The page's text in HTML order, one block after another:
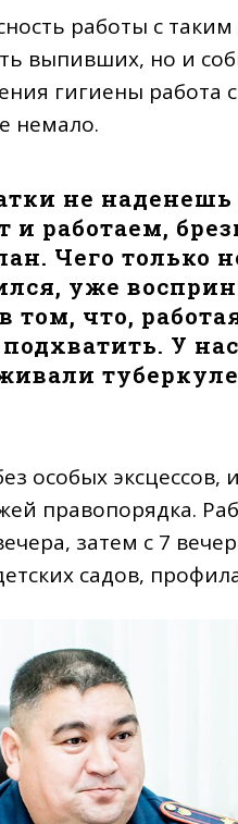
работы с
выпивших, но и
гигиены работа
немало.
не
и работаем,
Чего только
уже
том, что,
У
особых эксцессов,
правопорядка.
затем с 7
садов,